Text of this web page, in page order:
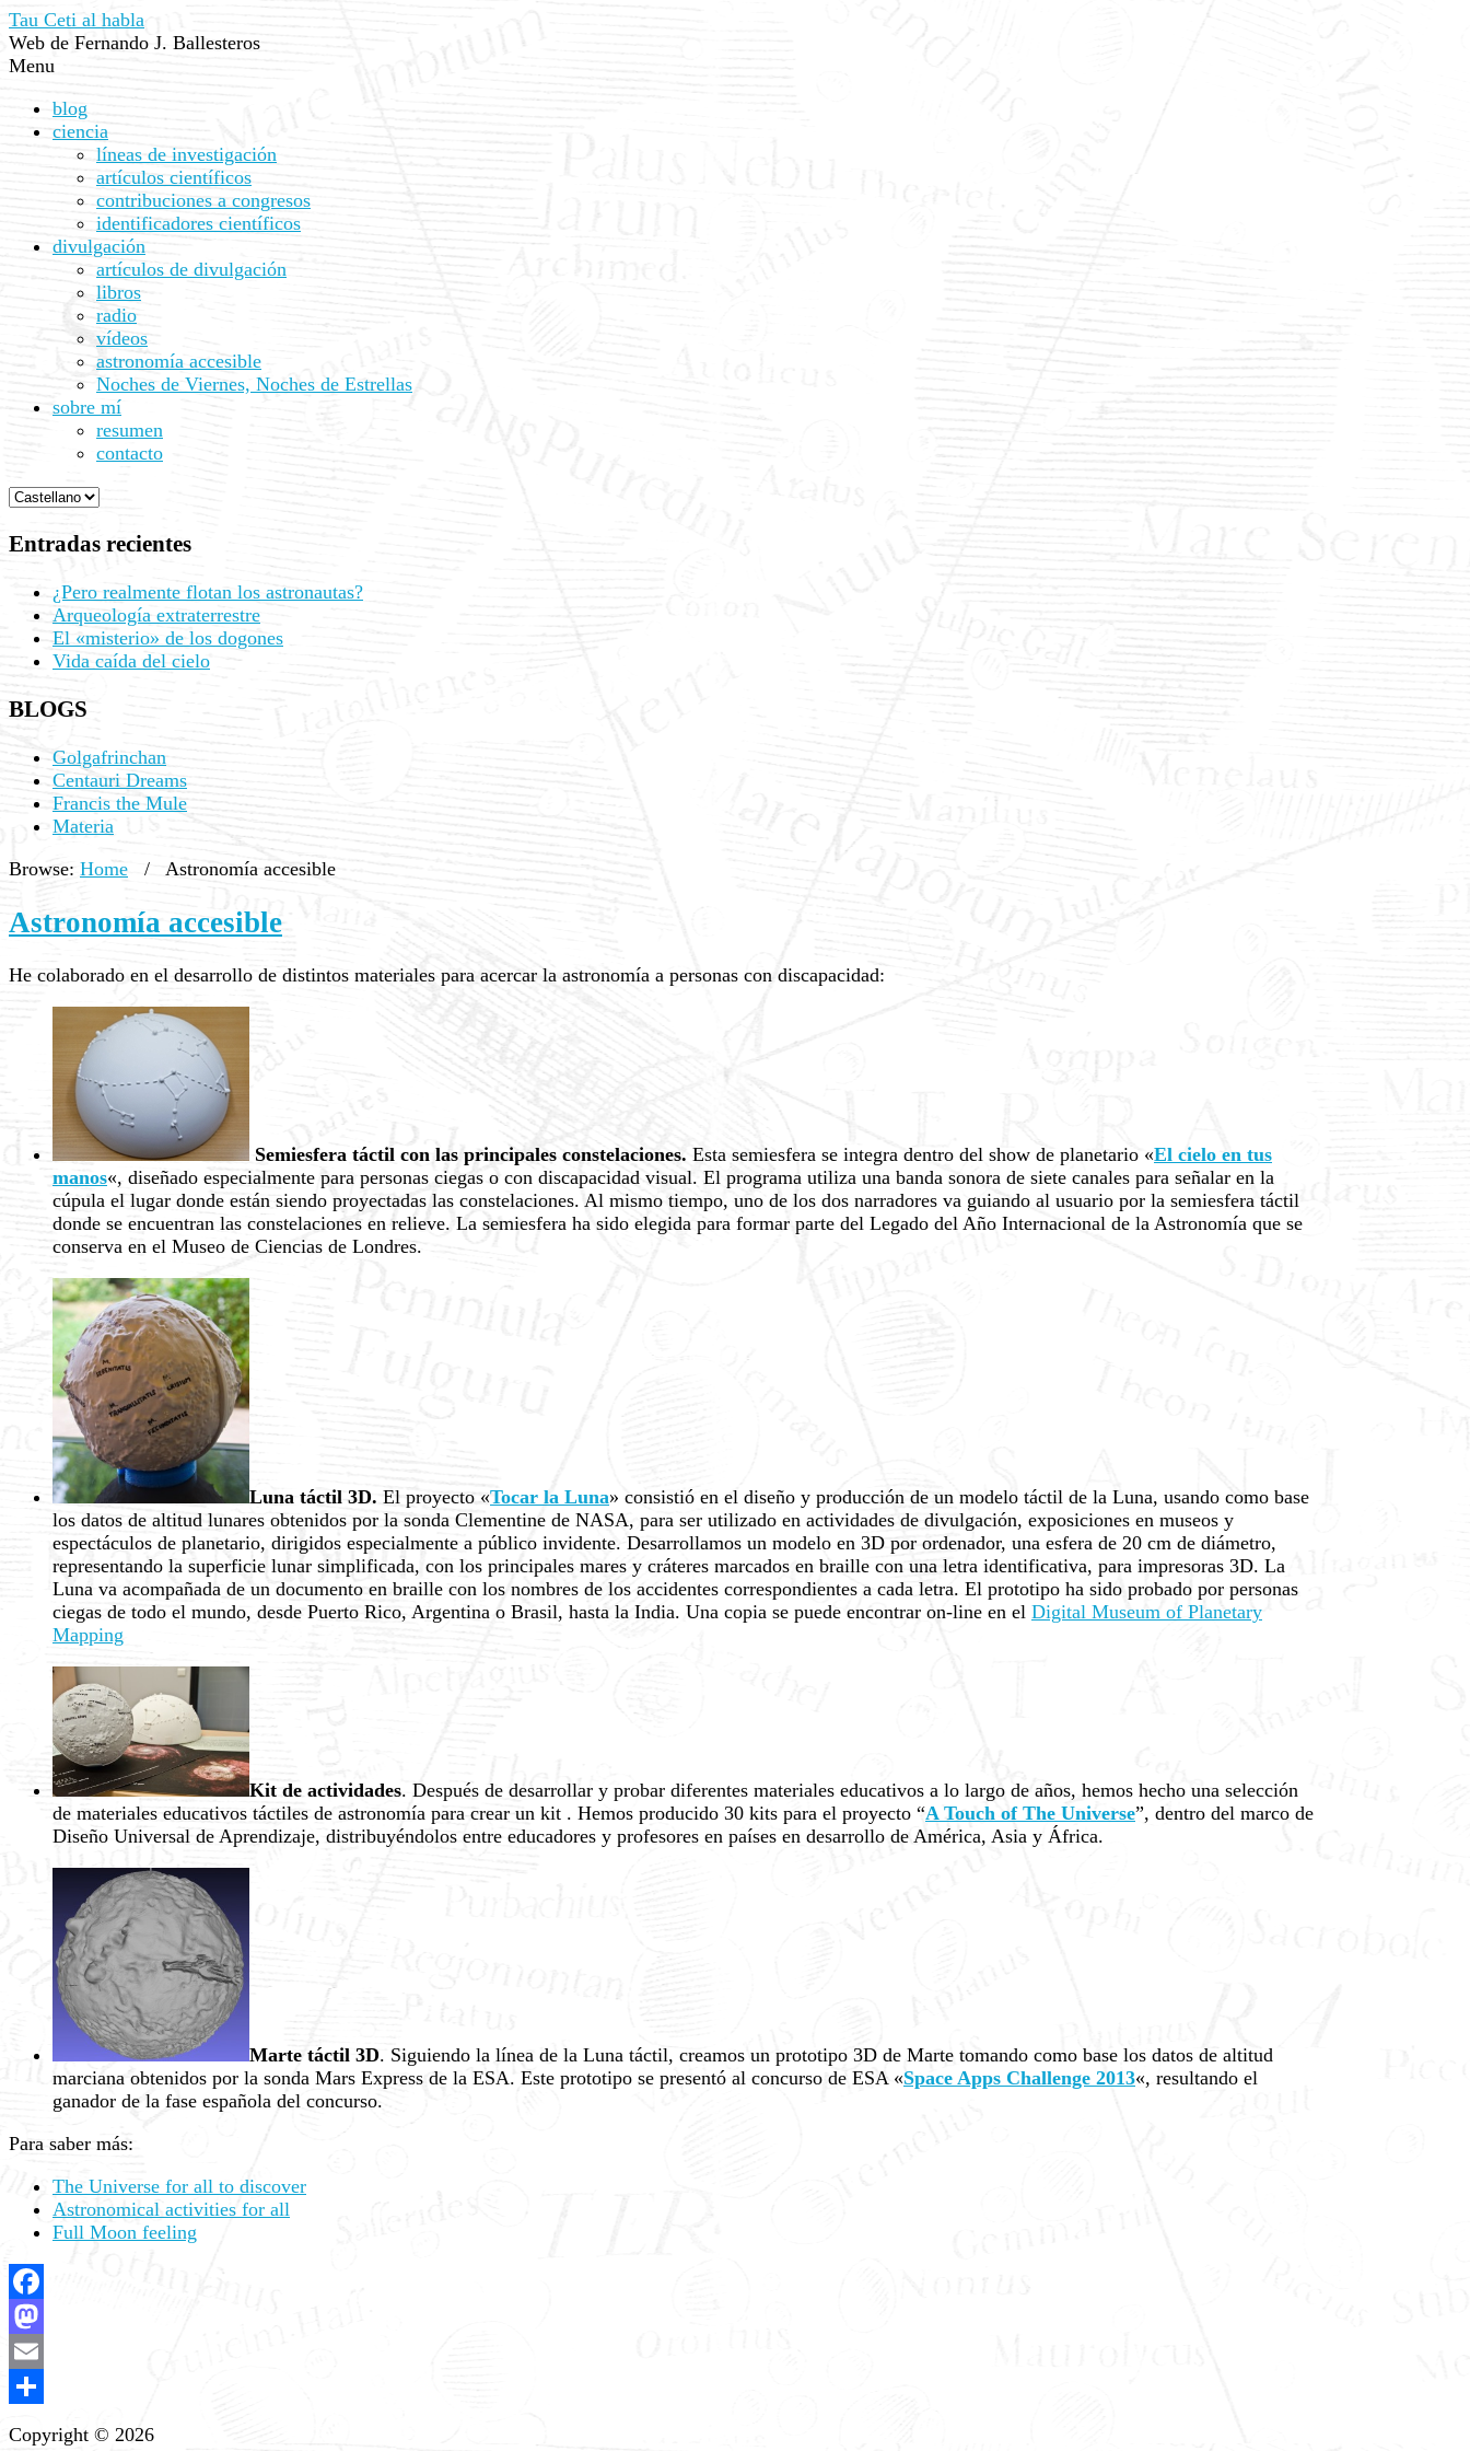
Tau Ceti al habla
Web de Fernando J. Ballesteros
Menu
blog
ciencia
líneas de investigación
artículos científicos
contribuciones a congresos
identificadores científicos
divulgación
artículos de divulgación
libros
radio
vídeos
astronomía accesible
Noches de Viernes, Noches de Estrellas
sobre mí
resumen
contacto
Entradas recientes
¿Pero realmente flotan los astronautas?
Arqueología extraterrestre
El «misterio» de los dogones
Vida caída del cielo
BLOGS
Golgafrinchan
Centauri Dreams
Francis the Mule
Materia
Browse: Home / Astronomía accesible
Astronomía accesible
He colaborado en el desarrollo de distintos materiales para acercar la astronomía a personas con discapacidad:
Semiesfera táctil con las principales constelaciones. Esta semiesfera se integra dentro del show de planetario «El cielo en tus
manos«, diseñado especialmente para personas ciegas o con discapacidad visual. El programa utiliza una banda sonora de siete canales para señalar en la
cúpula el lugar donde están siendo proyectadas las constelaciones. Al mismo tiempo, uno de los dos narradores va guiando al usuario por la semiesfera táctil
donde se encuentran las constelaciones en relieve. La semiesfera ha sido elegida para formar parte del Legado del Año Internacional de la Astronomía que se
conserva en el Museo de Ciencias de Londres.
Luna táctil 3D. El proyecto «Tocar la Luna» consistió en el diseño y producción de un modelo táctil de la Luna, usando como base
los datos de altitud lunares obtenidos por la sonda Clementine de NASA, para ser utilizado en actividades de divulgación, exposiciones en museos y
espectáculos de planetario, dirigidos especialmente a público invidente. Desarrollamos un modelo en 3D por ordenador, una esfera de 20 cm de diámetro,
representando la superficie lunar simplificada, con los principales mares y cráteres marcados en braille con una letra identificativa, para impresoras 3D. La
Luna va acompañada de un documento en braille con los nombres de los accidentes correspondientes a cada letra. El prototipo ha sido probado por personas
ciegas de todo el mundo, desde Puerto Rico, Argentina o Brasil, hasta la India. Una copia se puede encontrar on-line en el Digital Museum of Planetary
Mapping
Kit de actividades. Después de desarrollar y probar diferentes materiales educativos a lo largo de años, hemos hecho una selección
de materiales educativos táctiles de astronomía para crear un kit . Hemos producido 30 kits para el proyecto “A Touch of The Universe”, dentro del marco de
Diseño Universal de Aprendizaje, distribuyéndolos entre educadores y profesores en países en desarrollo de América, Asia y África.
Marte táctil 3D. Siguiendo la línea de la Luna táctil, creamos un prototipo 3D de Marte tomando como base los datos de altitud
marciana obtenidos por la sonda Mars Express de la ESA. Este prototipo se presentó al concurso de ESA «Space Apps Challenge 2013«, resultando el
ganador de la fase española del concurso.
Para saber más:
The Universe for all to discover
Astronomical activities for all
Full Moon feeling
Facebook
Mastodon
Email
Copyright © 2026